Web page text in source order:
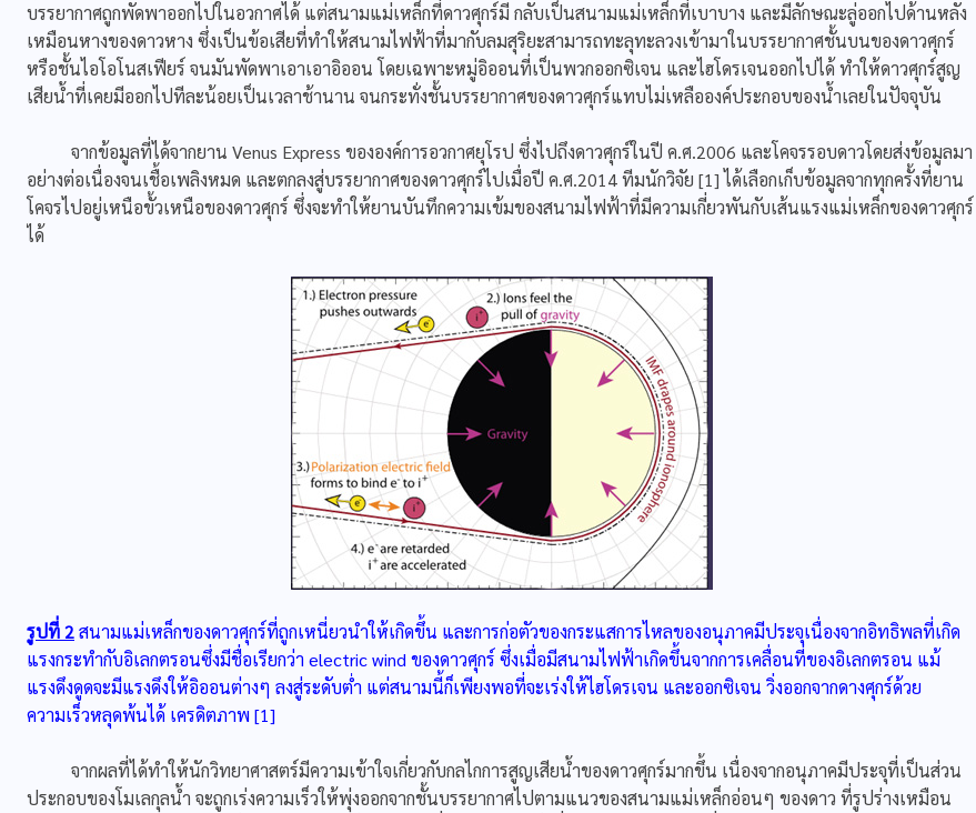
บรรยากาศถูกพัดพาออกไปในอวกาศได้ แต่สนามแม่เหล็กที่ดาวศุกร์มี กลับเป็นสนามแม่เหล็กที่เบาบาง และมีลักษณะลู่ออกไปด้านหลัง
เหมือนหางของดาวหาง ซึ่งเป็นข้อเสียที่ทำให้สนามไฟฟ้าที่มากับลมสุริยะสามารถทะลุทะลวงเข้ามาในบรรยากาศชั้นบนของดาวศุกร์
หรือชั้นไอโอโนสเฟียร์ จนมันพัดพาเอาเอาอิออน โดยเฉพาะหมู่อิออนที่เป็นพวกออกซิเจน และไฮโดรเจนออกไปได้ ทำให้ดาวศุกร์สูญ
เสียน้ำที่เคยมีออกไปทีละน้อยเป็นเวลาช้านาน จนกระทั่งชั้นบรรยากาศของดาวศุกร์แทบไม่เหลือองค์ประกอบของน้ำเลยในปัจจุบัน
จากข้อมูลที่ได้จากยาน Venus Express ขององค์การอวกาศยุโรป ซึ่งไปถึงดาวศุกร์ในปี ค.ศ.2006 และโคจรรอบดาวโดยส่งข้อมูลมา
อย่างต่อเนื่องจนเชื้อเพลิงหมด และตกลงสู่บรรยากาศของดาวศุกร์ไปเมื่อปี ค.ศ.2014 ทีมนักวิจัย [1] ได้เลือกเก็บข้อมูลจากทุกครั้งที่ยาน
โคจรไปอยู่เหนือขั้วเหนือของดาวศุกร์ ซึ่งจะทำให้ยานบันทึกความเข้มของสนามไฟฟ้าที่มีความเกี่ยวพันกับเส้นแรงแม่เหล็กของดาวศุกร์
ได้
รูปที่ 2สนามแม่เหล็กของดาวศุกร์ที่ถูกเหนี่ยวนำให้เกิดขึ้น และการก่อตัวของกระแสการไหลของอนุภาคมีประจุเนื่องจากอิทธิพลที่เกิด
แรงกระทำกับอิเลกตรอนซึ่งมีชื่อเรียกว่า electric wind ของดาวศุกร์ ซึ่งเมื่อมีสนามไฟฟ้าเกิดขึ้นจากการเคลื่อนที่ของอิเลกตรอน แม้
แรงดึงดูดจะมีแรงดึงให้อิออนต่างๆ ลงสู่ระดับต่ำ แต่สนามนี้ก็เพียงพอที่จะเร่งให้ไฮโดรเจน และออกซิเจน วิ่งออกจากดางศุกร์ด้วย
ความเร็วหลุดพ้นได้ เครดิตภาพ [1]
จากผลที่ได้ทำให้นักวิทยาศาสตร์มีความเข้าใจเกี่ยวกับกลไกการสูญเสียน้ำของดาวศุกร์มากขึ้น เนื่องจากอนุภาคมีประจุที่เป็นส่วน
ประกอบของโมเลกุลน้ำ จะถูกเร่งความเร็วให้พุ่งออกจากชั้นบรรยากาศไปตามแนวของสนามแม่เหล็กอ่อนๆ ของดาว ที่รูปร่างเหมือน